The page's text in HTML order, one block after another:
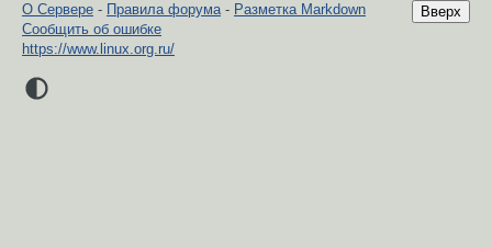
Вверх
О Сервере - Правила форума- Разметка Markdown
Сообщить об ошибке
https://www.linux.org.ru/